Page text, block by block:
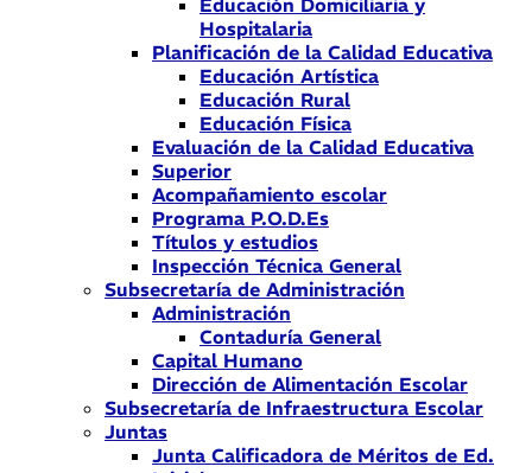
Educación Domiciliaria y
Hospitalaria
Planificación de la Calidad Educativa
Educación Artística
Educación Rural
Educación Física
Evaluación de la Calidad Educativa
Superior
Acompañamiento escolar
Programa P.O.D.Es
Títulos y estudios
Inspección Técnica General
Subsecretaría de Administración
Administración
Contaduría General
Capital Humano
Dirección de Alimentación Escolar
Subsecretaría de Infraestructura Escolar
Juntas
Junta Calificadora de Méritos de Ed.